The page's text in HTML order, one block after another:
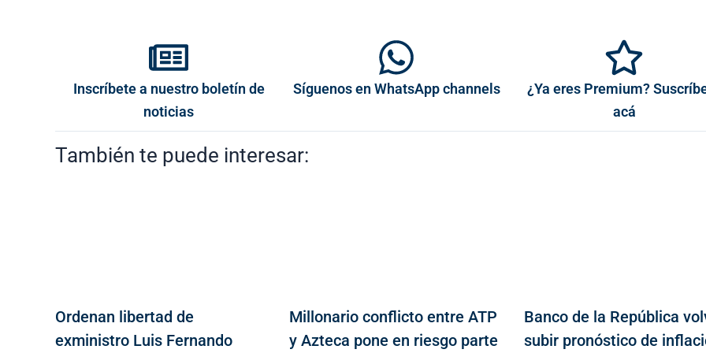
Inscríbete a nuestro boletín de
noticias
Síguenos en WhatsApp channels
¿Ya eres Premium?
acá
También te puede interesar:
Ordenan libertad de
exministro Luis Fernando
Millonario conflicto entre ATP
y Azteca pone en riesgo parte
Banco de la República
subir pronóstico de